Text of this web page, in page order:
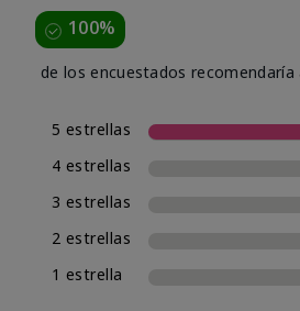
100%
de los encuestados recomendaría
5 estrellas
4 estrellas
3 estrellas
2 estrellas
1 estrella